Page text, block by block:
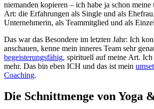
niemanden kopieren – ich habe ja schon meine
Art: die Erfahrungen als Single und als
Unternehmerin, als Teammitglied und als
Das war das Besondere im letzten Jahr: Ich
anschauen, kenne mein inneres Team sehr
begeisterungsfähig, spirituell auf meine Art. Ich
mehr. Das bin eben ICH und das ist mein
Coaching.
Die Schnittmenge von Yoga